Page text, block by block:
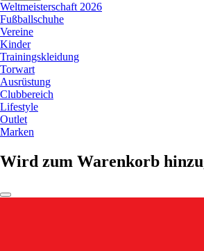
Weltmeisterschaft 2026
Fußballschuhe
Vereine
Kinder
Trainingskleidung
Torwart
Ausrüstung
Clubbereich
Lifestyle
Outlet
Marken
Wird zum Warenkorb